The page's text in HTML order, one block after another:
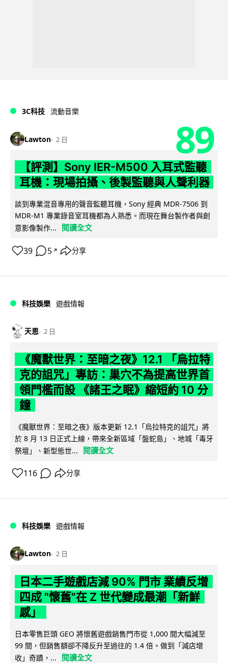
3C科技 流動音樂
Lawton 2 日 89
【評測】Sony IER-M500 入耳式監聽
耳機：現場拍攝、後製監聽與人聲利器
談到專業混音專用的聲音監聽耳機，Sony 經典 MDR-7506 到
MDR-M1 專業錄音室耳機都為人熟悉。而現在舞台製作者與創
意影像製作...
閱讀全文
39 5 ↗ 分享
科技娛樂 遊戲情報
天恩 2 日
《魔獸世界：至暗之夜》12.1 「烏拉特
克的詛咒」專訪：巢穴不為提高世界首
領門檻而設 《諸王之眠》縮短約 10 分
鐘
《魔獸世界：至暗之夜》版本更新 12.1「烏拉特克的詛咒」將
於 8 月 13 日正式上線，帶來全新區域「盤蛇島」、地城「毒牙
祭壇」、新型態世...
閱讀全文
116 分享
科技娛樂 遊戲情報
Lawton 2 日
日本二手遊戲店減 90% 門市 業績反增
四成 "懷舊"在 Z 世代變成最潮「新鮮
感」
日本零售巨頭 GEO 將懷舊遊戲銷售門市從 1,000 間大幅減至
99 間，但銷售額卻不降反升至過往的 1.4 倍。做到「減店增
收」奇蹟，...
閱讀全文